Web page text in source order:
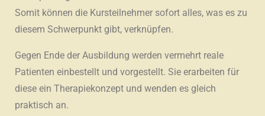
Somit können die Kursteilnehmer sofort alles, was es zu
diesem Schwerpunkt gibt, verknüpfen.
Gegen Ende der Ausbildung werden vermehrt reale
Patienten einbestellt und vorgestellt. Sie erarbeiten für
diese ein Therapiekonzept und wenden es gleich
praktisch an.